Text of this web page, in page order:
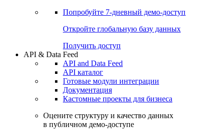
Попробуйте 7-дневный демо-доступ
Откройте глобальную базу данных
Получить доступ
API & Data Feed
API and Data Feed
API каталог
Готовые модули интеграции
Документация
Кастомные проекты для бизнеса
Оцените структуру и качество данных
в публичном демо-доступе